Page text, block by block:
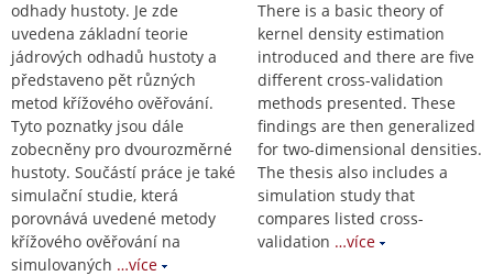
odhady hustoty. Je zde
uvedena základní teorie
jádrových odhadů hustoty a
představeno pět různých
metod křížového ověřování.
Tyto poznatky jsou dále
zobecněny pro dvourozměrné
hustoty. Součástí práce je také
simulační studie, která
porovnává uvedené metody
křížového ověřování na
simulovaných …více
There is a basic theory of
kernel density estimation
introduced and there are five
different cross-validation
methods presented. These
findings are then generalized
for two-dimensional densities.
The thesis also includes a
simulation study that
compares listed cross-
validation …více